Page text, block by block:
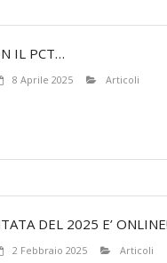
IL PCT…
8 Aprile 2025 Articoli
DEL 2025 E’ ONLINE!
2 Febbraio 2025 Articoli